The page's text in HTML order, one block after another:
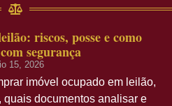
riscos, posse e como
segurança
15, 2026
imóvel ocupado em leilão,
quais documentos analisar e